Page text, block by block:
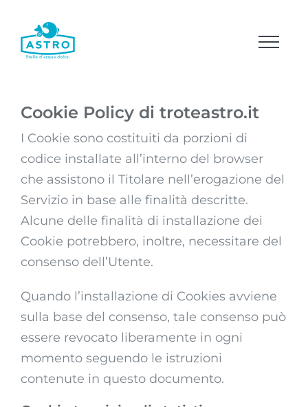
contenuto
Cookie Policy di troteastro.it
I Cookie sono costituiti da porzioni di
codice installate all’interno del browser
che assistono il Titolare nell’erogazione del
Servizio in base alle finalità descritte.
Alcune delle finalità di installazione dei
Cookie potrebbero, inoltre, necessitare del
consenso dell’Utente.
Quando l’installazione di Cookies avviene
sulla base del consenso, tale consenso può
essere revocato liberamente in ogni
momento seguendo le istruzioni
contenute in questo documento.